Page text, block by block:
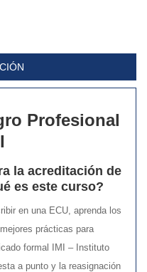
Profesional
la acreditación de
es este curso?
en una ECU, aprenda los
prácticas para
formal IMI – Instituto
a punto y la reasignación